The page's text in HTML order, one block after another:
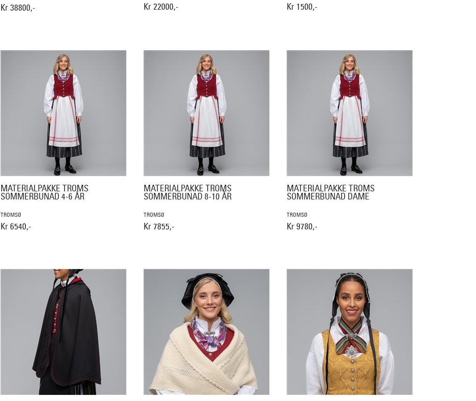
Kr 38800,- Kr 22000,- Kr 1500,-
MATERIALPAKKE TROMS
SOMMERBUNAD 4-6 ÅR
TROMSØ
Kr 6540,-
MATERIALPAKKE TROMS
SOMMERBUNAD 8-10 ÅR
TROMSØ
Kr 7855,-
MATERIALPAKKE TROMS
SOMMERBUNAD DAME
TROMSØ
Kr 9780,-